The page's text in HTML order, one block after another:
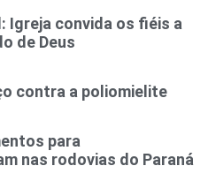
Igreja convida os fiéis a
de Deus
contra a poliomielite
para
nas rodovias do Paraná